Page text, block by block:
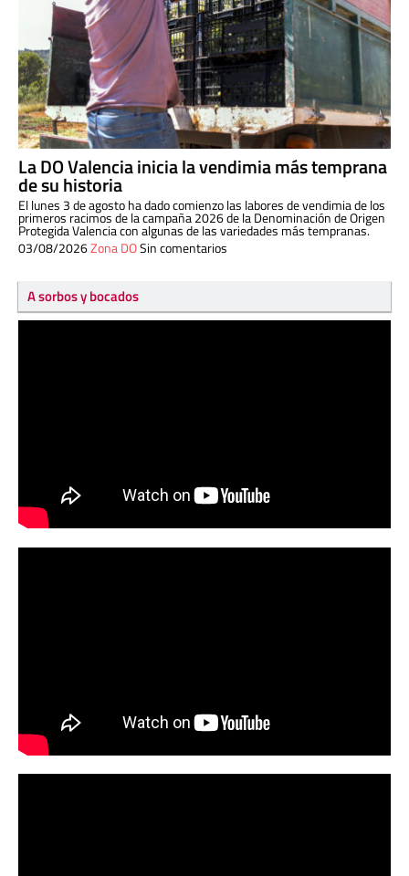
La DO Valencia inicia la vendimia más temprana
de su historia
El lunes 3 de agosto ha dado comienzo las labores de vendimia de los
primeros racimos de la campaña 2026 de la Denominación de Origen
Protegida Valencia con algunas de las variedades más tempranas.
03/08/2026Zona DOSin comentarios
A sorbos y bocados